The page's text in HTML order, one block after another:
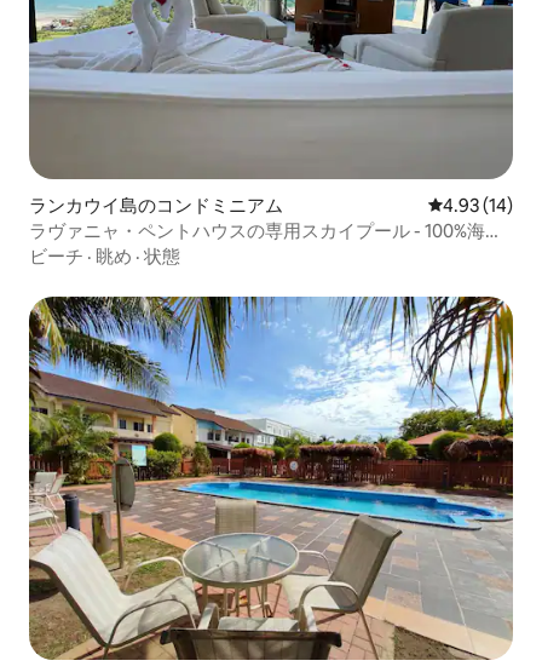
ランカウイ島のコンドミニアム レビュー14
4.93 (14)
ラヴァニャ・ペントハウスの専用スカイプール - 100%海の
眺望
ビーチ · 眺め · 状態